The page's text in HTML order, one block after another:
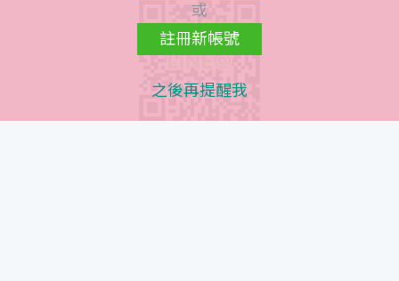
或
註冊新帳號
之後再提醒我